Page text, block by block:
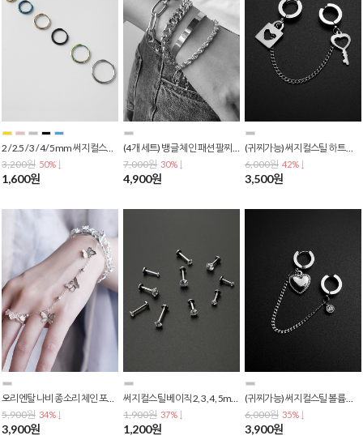
2 / 2.5 / 3 / 4 / 5mm 써지컬스틸 원터치 링 베이직 심플 귀걸이 E-0303
3,200원 50% ↓
1,600원
7,000원 30% ↓
4,900원
6,000원 42% ↓
3,500원
오리엔탈 나비 종소리 체인 포인트 원 핑거 오픈링 반지 팔찌 B-0073
5,900원 34% ↓
3,900원
써지컬스틸 베이직 2, 3, 4, 5mm 큐빅 아웃컨츠 이너컨츠 립 라블렛 피어싱 P-0292
1,900원 37% ↓
1,200원
(귀찌가능) 써지컬스틸 볼륨 하트 큐빅 포인트 체인 투핀 귀찌 귀걸이 E-0279
6,000원 35% ↓
3,900원